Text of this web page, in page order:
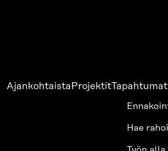
Ajankohtaista ProjektitTapahtumat
Hae